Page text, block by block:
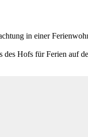
in einer
Hofs für Ferien auf